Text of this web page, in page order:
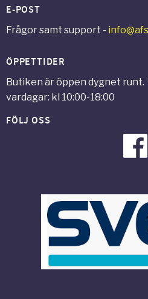
E-POST
Frågor samt support -
ÖPPETTIDER
Butiken är öppen dygnet
vardagar: kl 10:00-18:00
FÖLJ OSS